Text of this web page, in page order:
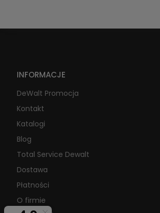
INFORMACJE
DeWalt Promocja
Kontakt
Katalogi
Blog
Total Service Dewalt
Dostawa
Płatności
O firmie